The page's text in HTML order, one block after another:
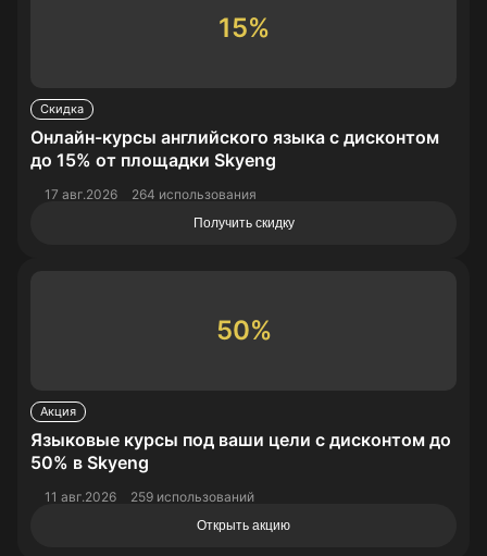
15%
Скидка
Онлайн-курсы английского языка с дисконтом
до 15% от площадки Skyeng
17 авг.2026 264 использования
Получить скидку
50%
Акция
Языковые курсы под ваши цели с дисконтом до
50% в Skyeng
11 авг.2026 259 использований
Открыть акцию